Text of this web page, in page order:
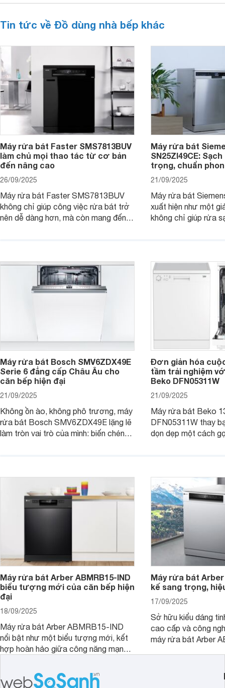
Tin tức về Đồ dùng nhà bếp khác
Máy rửa bát Faster SMS7813BUV
làm chủ mọi thao tác từ cơ bản
đến nâng cao
26/09/2025
Máy rửa bát Faster SMS7813BUV
không chỉ giúp công việc rửa bát trở
nên dễ dàng hơn, mà còn mang đến
sản phẩm này mang lại nhé.
Máy rửa bát
SN25ZI49CE:
trọng, chuẩn
21/09/2025
Máy rửa bát
xuất hiện như một
không chỉ giúp rửa
chúng tôi đi đánh
này nhé.
Máy rửa bát Bosch SMV6ZDX49E
Serie 6 đẳng cấp Châu Âu cho
căn bếp hiện đại
21/09/2025
Không ồn ào, không phô trương, máy
rửa bát Bosch SMV6ZDX49E lặng lẽ
làm tròn vai trò của mình: biến chén
Websosanh.vn đi tìm hiểu chi tiết sản
Đơn giản hóa
tầm trải nghiệm
Beko DFN05311W
21/09/2025
Máy rửa bát Beko
DFN05311W thay
dọn dẹp một cách
gian bếp của gia
người.
Máy rửa bát Arber ABMRB15-IND
biểu tượng mới của căn bếp hiện
đại
18/09/2025
Máy rửa bát Arber ABMRB15-IND
nổi bật như một biểu tượng mới, kết
hợp hoàn hảo giữa công năng mạnh
thủ đắc lực giúp giải phóng đôi tay,
mang lại sự thoải mái và sang trọng
Máy rửa bát
kế sang trọng,
17/09/2025
Sở hữu kiểu dáng
cao cấp và công
máy rửa bát Arber
luôn sạch bóng,